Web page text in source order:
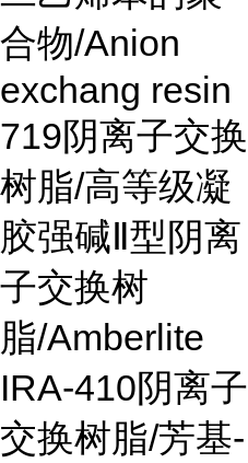
合物/Anion
exchang resin
719阴离子交换
树脂/高等级凝
胶强碱Ⅱ型阴离
子交换树
脂/Amberlite
IRA-410阴离子
交换树脂/芳基-